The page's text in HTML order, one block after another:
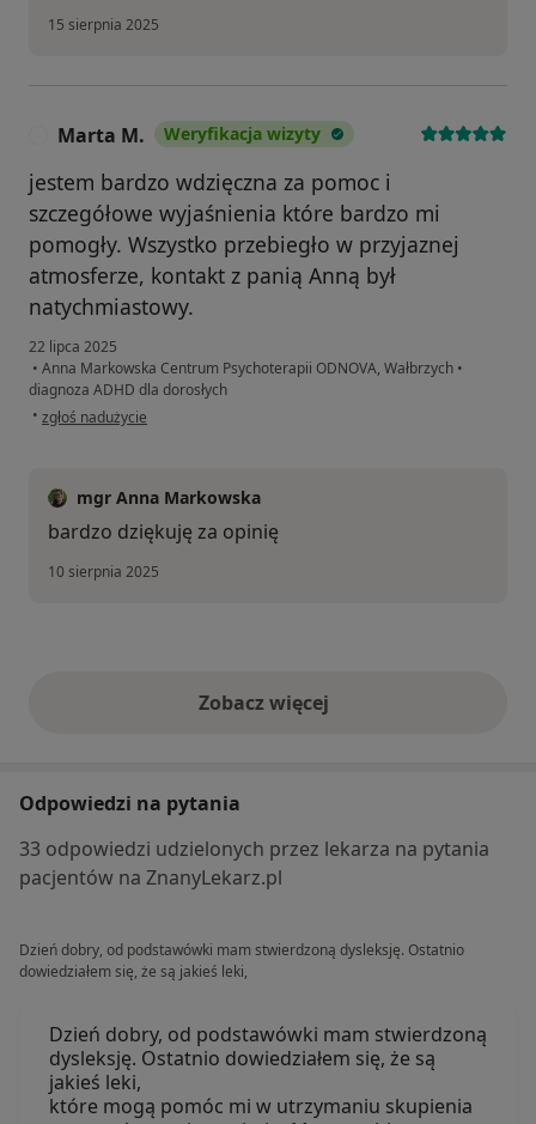
15 sierpnia 2025
Marta M. Weryfikacja wizyty
jestem bardzo wdzięczna za pomoc i
szczegółowe wyjaśnienia które bardzo mi
pomogły. Wszystko przebiegło w przyjaznej
atmosferze, kontakt z panią Anną był
natychmiastowy.
22 lipca 2025
• Anna Markowska Centrum Psychoterapii ODNOVA, Wałbrzych •
diagnoza ADHD dla dorosłych
• w opinii użytkownika Marta M.
zgłoś nadużycie
mgr Anna Markowska
bardzo dziękuję za opinię
10 sierpnia 2025
Zobacz więcejopinie powyżej
Odpowiedzi na pytania
33 odpowiedzi udzielonych przez lekarza na pytania
pacjentów na ZnanyLekarz.pl
Dzień dobry, od podstawówki mam stwierdzoną dysleksję. Ostatnio
dowiedziałem się, że są jakieś leki,
Dzień dobry, od podstawówki mam stwierdzoną
dysleksję. Ostatnio dowiedziałem się, że są
jakieś leki,
które mogą pomóc mi w utrzymaniu skupienia